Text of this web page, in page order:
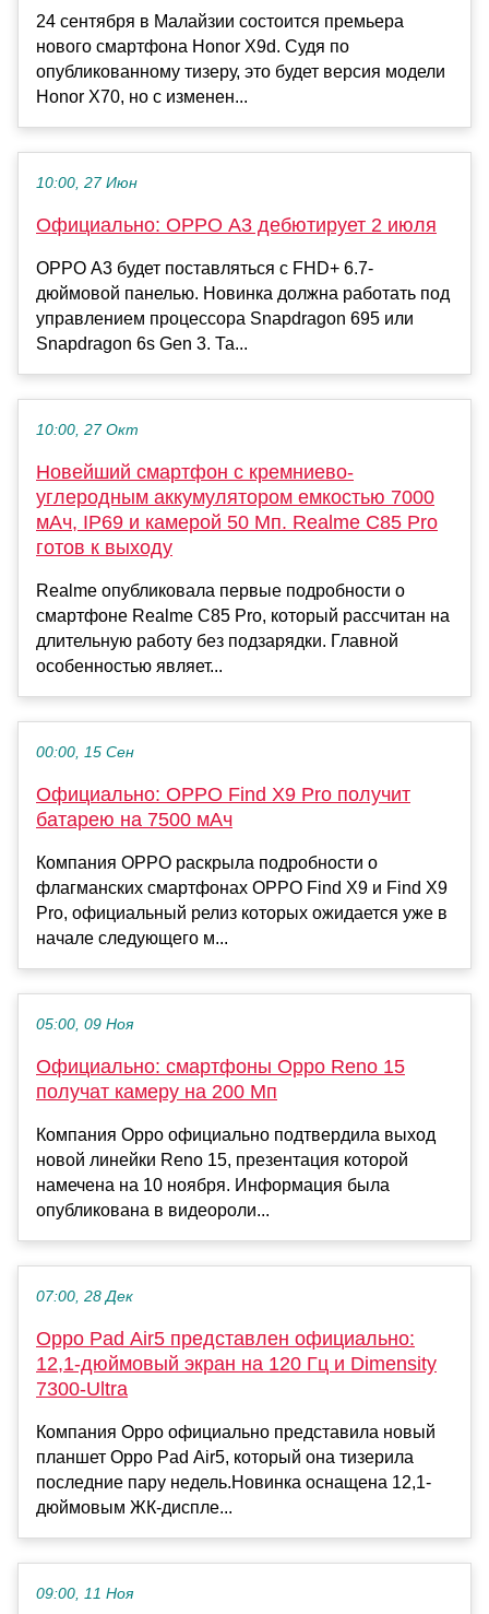
24 сентября в Малайзии состоится премьера
нового смартфона Honor X9d. Судя по
опубликованному тизеру, это будет версия модели
Honor X70, но с изменен...
10:00, 27 Июн
Официально: OPPO A3 дебютирует 2 июля
OPPO A3 будет поставляться с FHD+ 6.7-
дюймовой панелью. Новинка должна работать под
управлением процессора Snapdragon 695 или
Snapdragon 6s Gen 3. Та...
10:00, 27 Окт
Новейший смартфон с кремниево-
углеродным аккумулятором емкостью 7000
мАч, IP69 и камерой 50 Мп. Realme C85 Pro
готов к выходу
Realme опубликовала первые подробности о
смартфоне Realme C85 Pro, который рассчитан на
длительную работу без подзарядки. Главной
особенностью являет...
00:00, 15 Сен
Официально: OPPO Find X9 Pro получит
батарею на 7500 мАч
Компания OPPO раскрыла подробности о
флагманских смартфонах OPPO Find X9 и Find X9
Pro, официальный релиз которых ожидается уже в
начале следующего м...
05:00, 09 Ноя
Официально: смартфоны Oppo Reno 15
получат камеру на 200 Мп
Компания Oppo официально подтвердила выход
новой линейки Reno 15, презентация которой
намечена на 10 ноября. Информация была
опубликована в видеороли...
07:00, 28 Дек
Oppo Pad Air5 представлен официально:
12,1-дюймовый экран на 120 Гц и Dimensity
7300-Ultra
Компания Oppo официально представила новый
планшет Oppo Pad Air5, который она тизерила
последние пару недель.Новинка оснащена 12,1-
дюймовым ЖК-диспле...
09:00, 11 Ноя